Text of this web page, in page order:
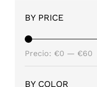
BY PRICE
Precio: €0 — €60
BY COLOR